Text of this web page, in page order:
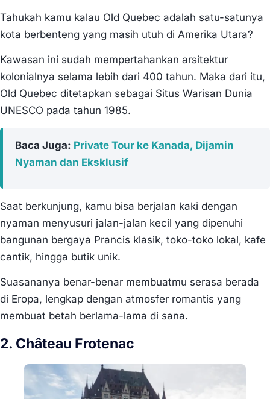
Tahukah kamu kalau Old Quebec adalah satu-satunya
kota berbenteng yang masih utuh di Amerika Utara?
Kawasan ini sudah mempertahankan arsitektur
kolonialnya selama lebih dari 400 tahun. Maka dari itu,
Old Quebec ditetapkan sebagai Situs Warisan Dunia
UNESCO pada tahun 1985.
Baca Juga: Private Tour ke Kanada, Dijamin
Nyaman dan Eksklusif
Saat berkunjung, kamu bisa berjalan kaki dengan
nyaman menyusuri jalan-jalan kecil yang dipenuhi
bangunan bergaya Prancis klasik, toko-toko lokal, kafe
cantik, hingga butik unik.
Suasananya benar-benar membuatmu serasa berada
di Eropa, lengkap dengan atmosfer romantis yang
membuat betah berlama-lama di sana.
2. Château Frotenac